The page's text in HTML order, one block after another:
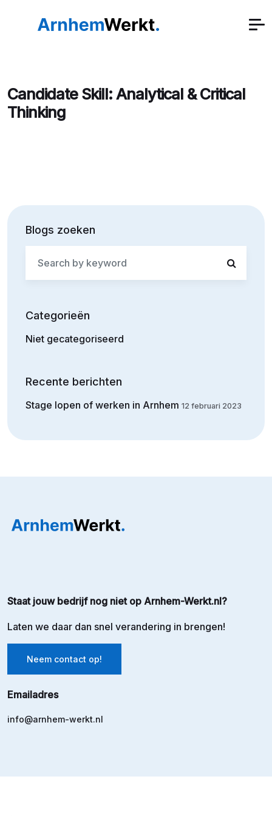
Candidate Skill: Analytical & Critical
Thinking
Blogs zoeken
for:
Categorieën
Niet gecategoriseerd
Recente berichten
Stage lopen of werken in Arnhem 12 februari 2023
Staat jouw bedrijf nog niet op Arnhem-Werkt.nl?
Laten we daar dan snel verandering in brengen!
Neem contact op!
Emailadres
info@arnhem-werkt.nl